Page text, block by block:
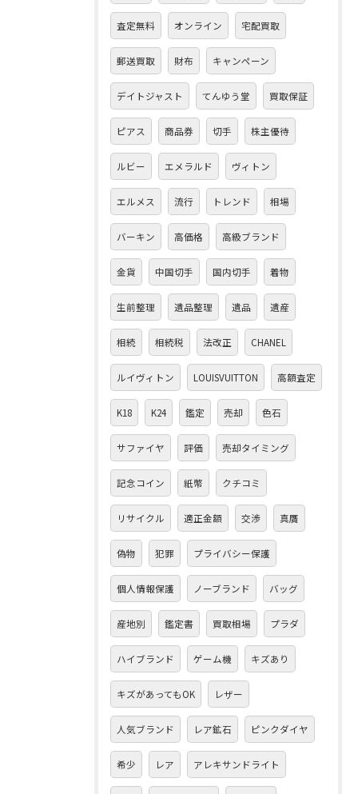
査定無料 オンライン 宅配買取
郵送買取 財布 キャンペーン
デイトジャスト てんゆう堂 買取保証
ピアス 商品券 切手 株主優待
ルビー エメラルド ヴィトン
エルメス 流行 トレンド 相場
バーキン 高価格 高級ブランド
金貨 中国切手 国内切手 着物
生前整理 遺品整理 遺品 遺産
相続 相続税 法改正 CHANEL
ルイヴィトン LOUISVUITTON 高額査定
K18 K24 鑑定 売却 色石
サファイヤ 評価 売却タイミング
記念コイン 紙幣 クチコミ
リサイクル 適正金額 交渉 真贋
偽物 犯罪 プライバシー保護
個人情報保護 ノーブランド バッグ
産地別 鑑定書 買取相場 プラダ
ハイブランド ゲーム機 キズあり
キズがあってもOK レザー
人気ブランド レア鉱石 ピンクダイヤ
希少 レア アレキサンドライト